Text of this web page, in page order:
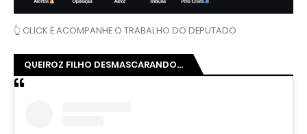
👆 CLICK E ACOMPANHE O TRABALHO DO DEPUTADO
QUEIROZ FILHO DESMASCARANDO...